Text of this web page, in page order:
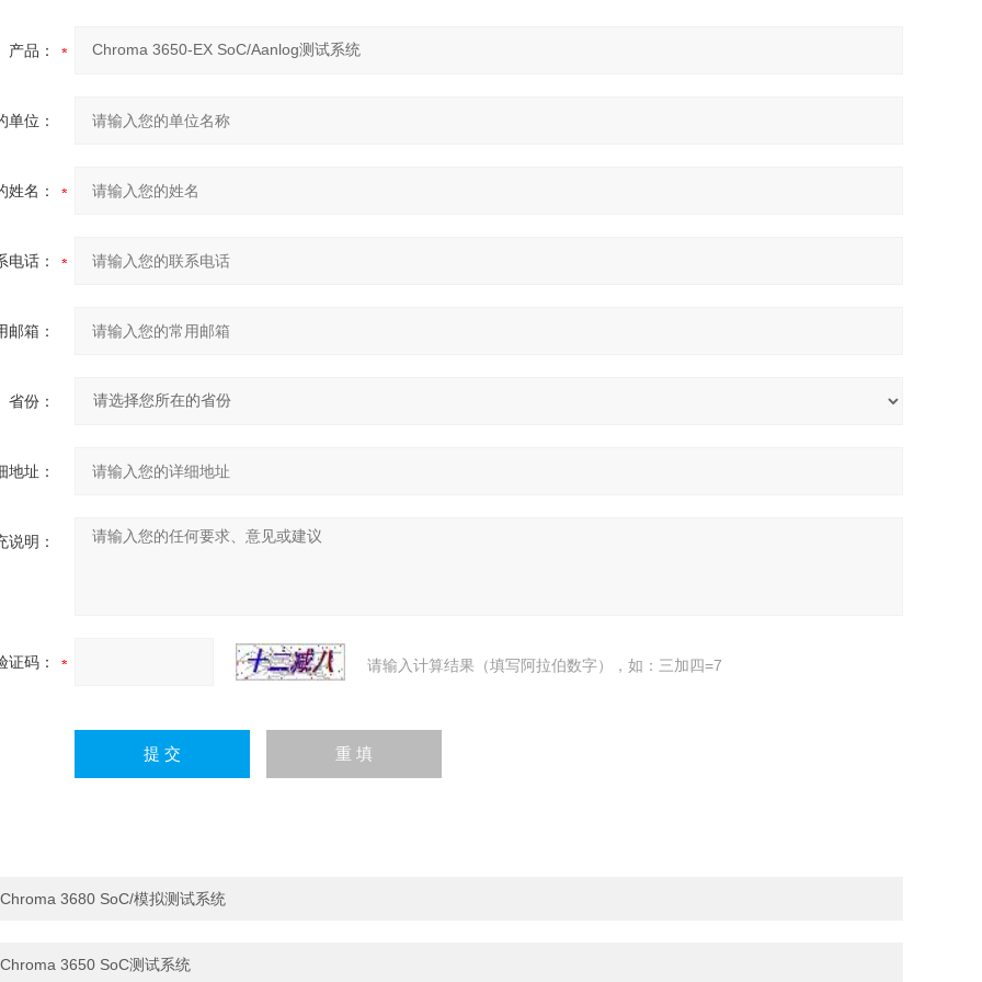
产品：
单位：
姓名：
电话：
邮箱：
省份：
地址：
说明：
证码： 请输入计算结果（填写阿拉伯数字），如：三加四=7
Chroma 3680 SoC/模拟测试系统
Chroma 3650 SoC测试系统